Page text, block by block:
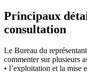
Principaux
consultation
Le Bureau du
commenter sur plusieurs
• l’exploitation et la mise